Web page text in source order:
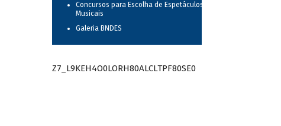
Concursos para Escolha de Espetáculos
Musicais
Galeria BNDES
Z7_L9KEH4O0LORH80ALCLTPF80SE0